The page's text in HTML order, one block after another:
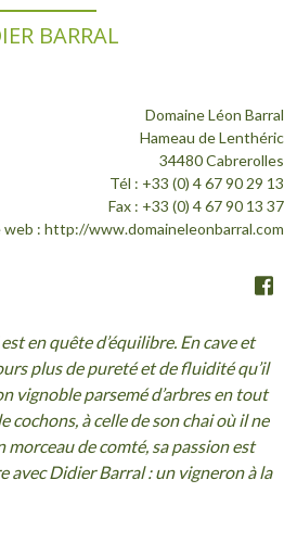
BARRAL
Domaine Léon Barral
Hameau de Lenthéric
34480 Cabrerolles
Tél : +33 (0) 4 67 90 29 13
Fax : +33 (0) 4 67 90 13 37
web : http://www.domaineleonbarral.com
en quête d’équilibre. En cave et
plus de pureté et de fluidité qu’il
vignoble parsemé d’arbres en tout
cochons, à celle de son chai où il ne
de comté, sa passion est
avec Didier Barral : un vigneron à la